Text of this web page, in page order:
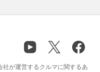
が運営するクルマに関するあ